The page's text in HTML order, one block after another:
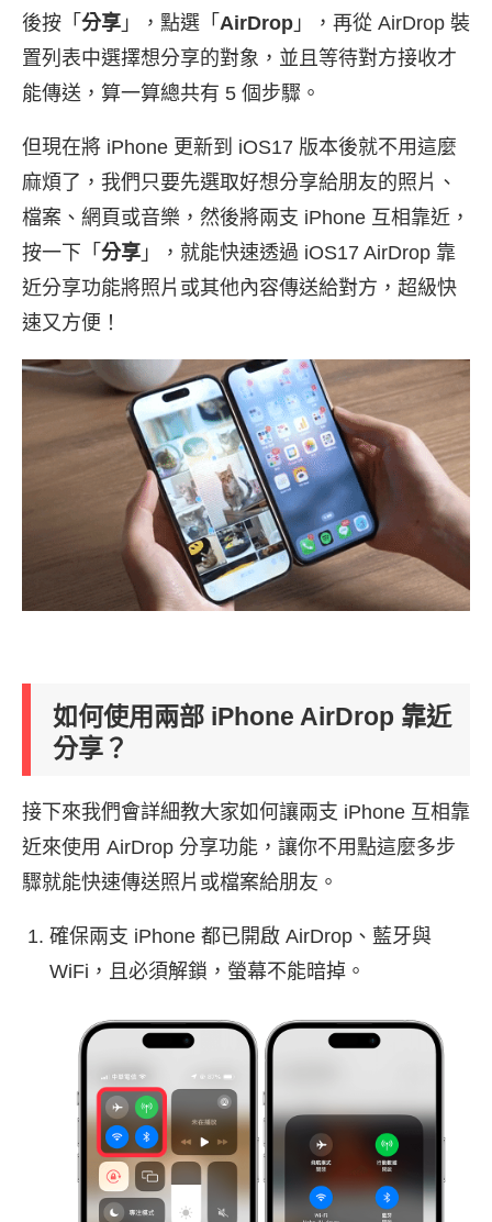
後按「 分享 」，點選「 AirDrop 」，再從 AirDrop 裝
置列表中選擇想分享的對象，並且等待對方接收才
能傳送，算一算總共有 5 個步驟。
但現在將 iPhone 更新到 iOS17 版本後就不用這麼
麻煩了，我們只要先選取好想分享給朋友的照片、
檔案、網頁或音樂，然後將兩支 iPhone 互相靠近，
按一下「 分享 」，就能快速透過 iOS17 AirDrop 靠
近分享功能將照片或其他內容傳送給對方，超級快
速又方便！
如何使用兩部 iPhone AirDrop 靠近
分享？
接下來我們會詳細教大家如何讓兩支 iPhone 互相靠
近來使用 AirDrop 分享功能，讓你不用點這麼多步
驟就能快速傳送照片或檔案給朋友。
確保兩支 iPhone 都已開啟 AirDrop、藍牙與
WiFi，且必須解鎖，螢幕不能暗掉。